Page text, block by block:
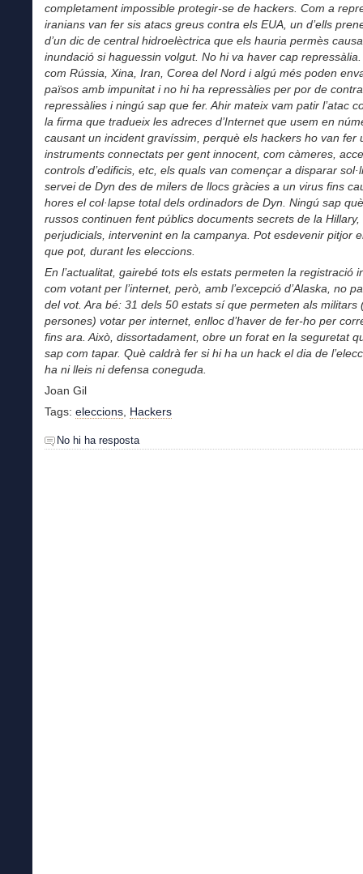
completament impossible protegir-se de hackers. Com a
iranians van fer sis atacs greus contra els EUA, un d’ells
d’un dic de central hidroelèctrica que els hauria permès
inundació si haguessin volgut. No hi va haver cap repressàlia.
com Rússia, Xina, Iran, Corea del Nord i algú més poden
països amb impunitat i no hi ha repressàlies per por de
repressàlies i ningú sap que fer. Ahir mateix vam patir l’atac
la firma que tradueix les adreces d’Internet que usem en
causant un incident gravíssim, perquè els hackers ho van fer
instruments connectats per gent innocent, com càmeres,
controls d’edificis, etc, els quals van començar a disparar
servei de Dyn des de milers de llocs gràcies a un virus fins
hores el col·lapse total dels ordinadors de Dyn. Ningú sap
russos continuen fent públics documents secrets de la Hillary,
perjudicials, intervenint en la campanya. Pot esdevenir pitjor
que pot, durant les eleccions.
En l’actualitat, gairebé tots els estats permeten la registració
com votant per l’internet, però, amb l’excepció d’Alaska, no
del vot. Ara bé: 31 dels 50 estats sí que permeten als militars
persones) votar per internet, enlloc d’haver de fer-ho per
fins ara. Això, dissortadament, obre un forat en la seguretat
sap com tapar. Què caldrà fer si hi ha un hack el dia de
ha ni lleis ni defensa coneguda.
Joan Gil
Tags: eleccions Hackers
No hi ha resposta